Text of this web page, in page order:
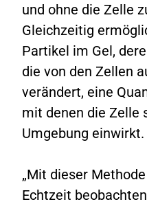
und ohne die Zelle
Gleichzeitig
Partikel im Gel,
die von den Zellen
verändert, eine
mit denen die Zelle
Umgebung einwirkt.
„Mit dieser
Echtzeit